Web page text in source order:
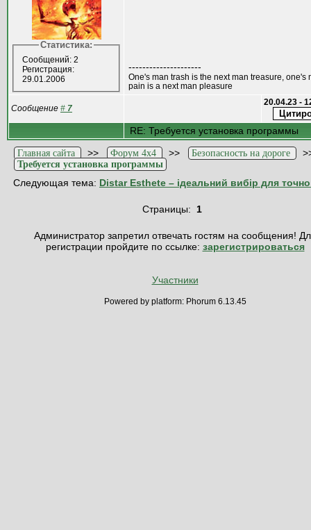
Статистика:
Сообщений: 2
Регистрация:
29.01.2006
---------------------
One's man trash is the next man treasure, one's
pain is a next man pleasure
Сообщение # 7
20.04.23 -
RE: Требуется установка программы
Главная сайта >> Форум 4x4 >> Безопасность на дороге
Требуется установка программы
Следующая тема: Distar Esthete – ідеальний вибір для
Страницы: 1
Администратор запретил отвечать гостям на сообщения!
регистрации пройдите по ссылке: зарегистрироваться
Участники
Powered by platform: Phorum 6.13.45